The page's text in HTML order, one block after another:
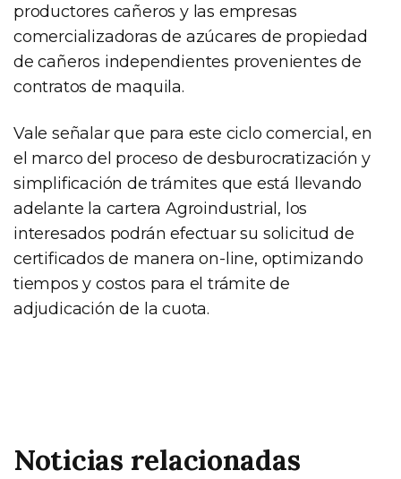
productores cañeros y las empresas
comercializadoras de azúcares de propiedad
de cañeros independientes provenientes de
contratos de maquila.
Vale señalar que para este ciclo comercial, en
el marco del proceso de desburocratización y
simplificación de trámites que está llevando
adelante la cartera Agroindustrial, los
interesados podrán efectuar su solicitud de
certificados de manera on-line, optimizando
tiempos y costos para el trámite de
adjudicación de la cuota.
Noticias relacionadas